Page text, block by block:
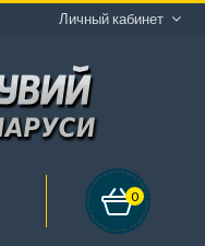
Личный кабинет
0